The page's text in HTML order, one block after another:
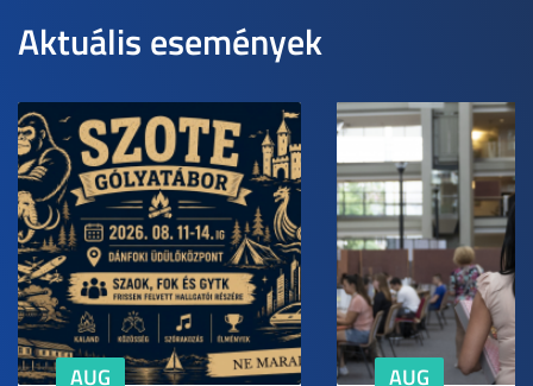
Aktuális események
AUG AUG